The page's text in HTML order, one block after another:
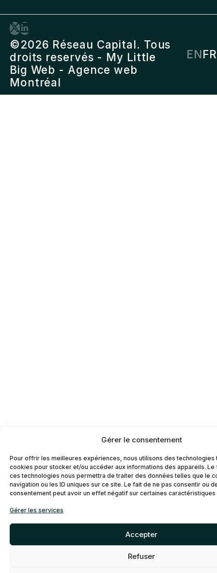
Gérer le consentement
Pour offrir les meilleures expériences, nous utilisons des technologies
cookies pour stocker et/ou accéder aux informations des appareils. Le
ces technologies nous permettra de traiter des données telles que le
navigation ou les ID uniques sur ce site. Le fait de ne pas consentir ou
consentement peut avoir un effet négatif sur certaines
Gérer les services
Accepter
Refuser
©2026 Réseau Capital. Tous
droits reservés - My Little
Big Web - Agence web
Montréal
ENFR